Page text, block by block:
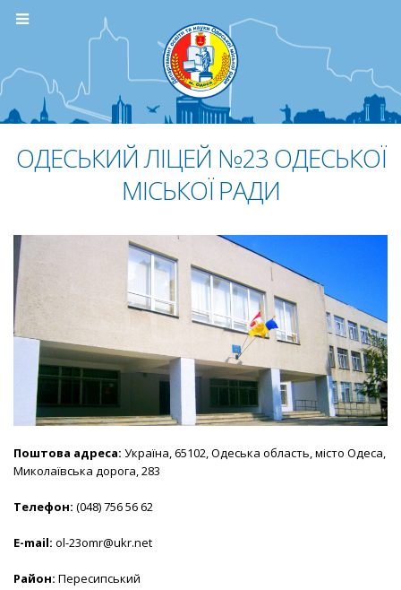
ОДЕСЬКИЙ ЛІЦЕЙ №23 ОДЕСЬКОЇ
МІСЬКОЇ РАДИ
Поштова адреса: Україна, 65102, Одеська область, місто Одеса,
Миколаївська дорога, 283
Телефон: (048) 756 56 62
E-mail: ol-23omr@ukr.net
Район: Пересипський